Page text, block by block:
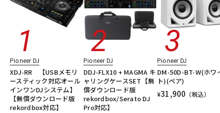
アンプ エフェクター
DTM オンライン納品 レコーディング機器
Pioneer DJ
XDJ-RR 【USBメモリ
ースティック対応オール
インワンDJシステム】
【無償ダウンロード版
rekordbox対応】
Pioneer DJ
DDJ-FLX10 + MAGMA キ
ャリングケースSET【無
償ダウンロード版
rekordbox/Serato DJ
Pro対応】
Pioneer DJ
DM-50D-BT-W(ホワ
ト)(ペア)
¥31,900 （税込）